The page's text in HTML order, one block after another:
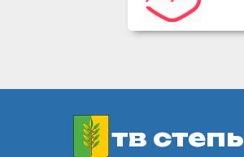
тв степь